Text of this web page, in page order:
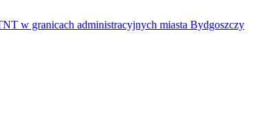
w granicach administracyjnych miasta Bydgoszczy